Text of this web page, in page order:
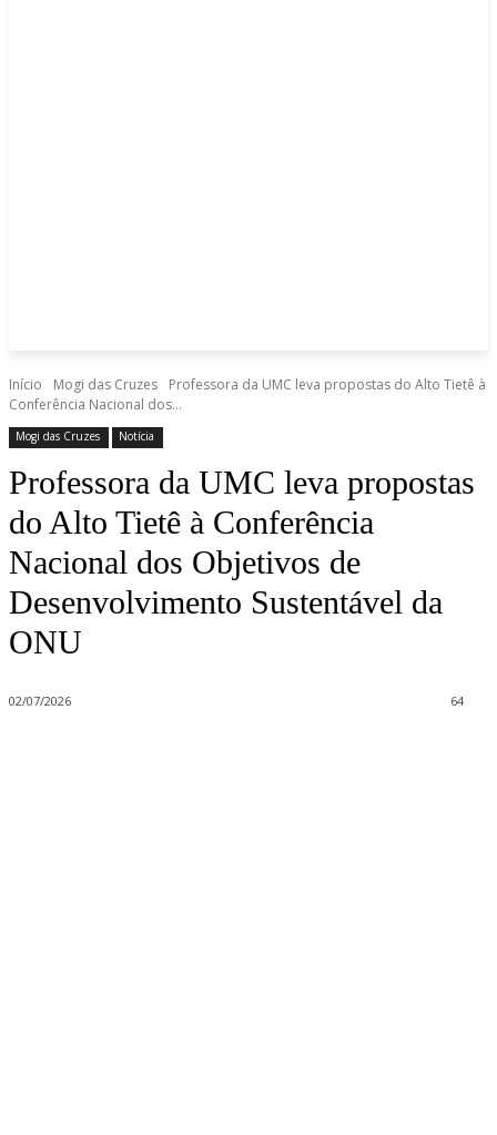
Início Mogi das Cruzes
Professora da UMC leva propostas do Alto Tietê à
Conferência Nacional dos...
Mogi das Cruzes Notícia
Professora da UMC leva propostas
do Alto Tietê à Conferência
Nacional dos Objetivos de
Desenvolvimento Sustentável da
ONU
02/07/2026 64